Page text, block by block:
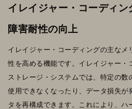
イレイジャー・コーディ
障害耐性の向上
イレイジャー・コーディングの主なメ
性を高める機能です。イレイジャー・
ストレージ・システムでは、特定の数
使用できなくなったり、データ損失が
タを再構成できます。これにより、ハ